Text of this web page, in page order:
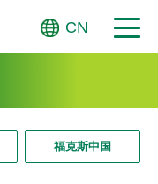
CN
福克斯中国